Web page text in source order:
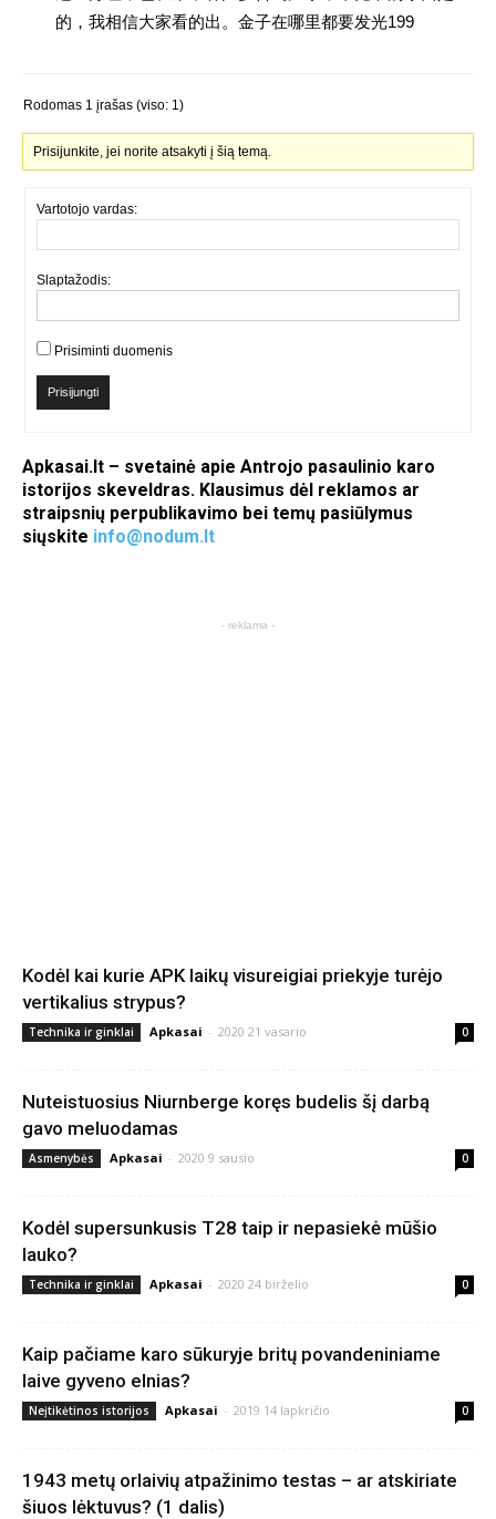
的，我相信大家看的出。金子在哪里都要发光199
Rodomas 1 įrašas (viso: 1)
Prisijunkite, jei norite atsakyti į šią temą.
Vartotojo vardas:
Slaptažodis:
Prisiminti duomenis
Prisijungti
Apkasai.lt – svetainė apie Antrojo pasaulinio karo
istorijos skeveldras. Klausimus dėl reklamos ar
straipsnių perpublikavimo bei temų pasiūlymus
siųskite info@nodum.lt
- reklama -
Kodėl kai kurie APK laikų visureigiai priekyje turėjo
vertikalius strypus?
Technika ir ginklai Apkasai - 2020 21 vasario 0
Nuteistuosius Niurnberge koręs budelis šį darbą
gavo meluodamas
Asmenybės Apkasai - 2020 9 sausio 0
Kodėl supersunkusis T28 taip ir nepasiekė mūšio
lauko?
Technika ir ginklai Apkasai - 2020 24 birželio 0
Kaip pačiame karo sūkuryje britų povandeniniame
laive gyveno elnias?
Neįtikėtinos istorijos Apkasai - 2019 14 lapkričio 0
1943 metų orlaivių atpažinimo testas – ar atskiriate
šiuos lėktuvus? (1 dalis)